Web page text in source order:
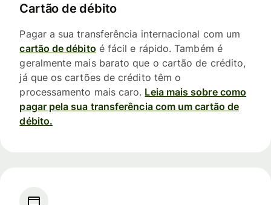
Cartão de débito
Pagar a sua transferência internacional com um
cartão de débito é fácil e rápido. Também é
geralmente mais barato que o cartão de crédito,
já que os cartões de crédito têm o
processamento mais caro. Leia mais sobre como
pagar pela sua transferência com um cartão de
débito.